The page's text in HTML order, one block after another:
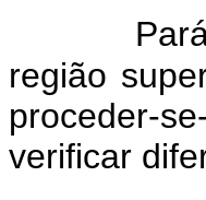
região
proceder-
verificar